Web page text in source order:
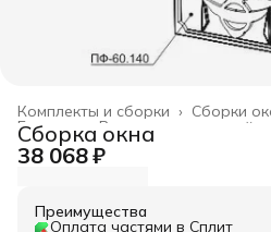
Сборки
Комплекты и сборки ›
Весь архитектурный
Главная ›
Сборка окна
38 068 ₽
Преимущества
Оплата частями в Сплит